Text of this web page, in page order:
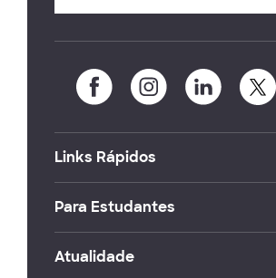
Links Rápidos
Para Estudantes
Atualidade